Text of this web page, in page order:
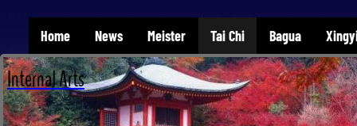
Home News Meister Tai Chi Bagua
Internal Arts